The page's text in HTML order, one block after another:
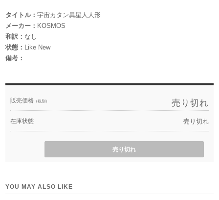
タイトル：宇宙カタン異星人人形
メーカー： KOSMOS
和訳： なし
状態： Like New
備考：
販売価格 （税別） 売り切れ
在庫状態 売り切れ
売り切れ
YOU MAY ALSO LIKE